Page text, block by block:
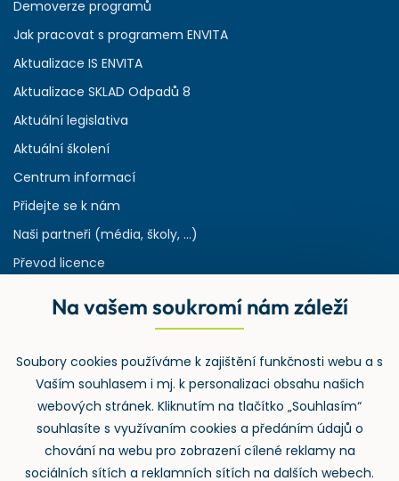
Demoverze programů
Jak pracovat s programem ENVITA
Aktualizace IS ENVITA
Aktualizace SKLAD Odpadů 8
Aktuální legislativa
Aktuální školení
Centrum informací
Přidejte se k nám
Naši partneři (média, školy, ...)
Převod licence
Rejstřík používaných zkratek v odpadech
Zpětný odběr
Na vašem soukromí nám záleží
Soubory cookies používáme k zajištění funkčnosti webu a s
Vaším souhlasem i mj. k personalizaci obsahu našich
webových stránek. Kliknutím na tlačítko „Souhlasím“
souhlasíte s využívaním cookies a předáním údajů o
chování na webu pro zobrazení cílené reklamy na
sociálních sítích a reklamních sítích na dalších webech.